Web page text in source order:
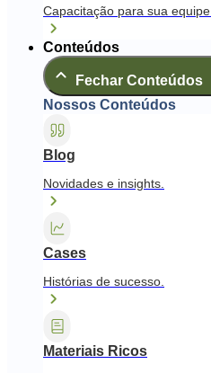
Capacitação para sua equipe.
Conteúdos
Fechar Conteúdos
Nossos Conteúdos
Blog
Novidades e insights.
Cases
Histórias de sucesso.
Materiais Ricos